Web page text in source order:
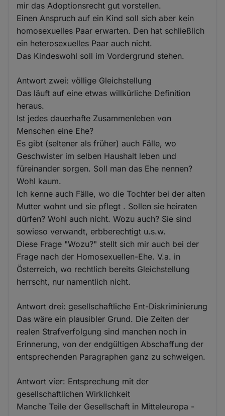
mir das Adoptionsrecht gut vorstellen.
Einen Anspruch auf ein Kind soll sich aber kein
homosexuelles Paar erwarten. Den hat schließlich
ein heterosexuelles Paar auch nicht.
Das Kindeswohl soll im Vordergrund stehen.
Antwort zwei: völlige Gleichstellung
Das läuft auf eine etwas willkürliche Definition
heraus.
Ist jedes dauerhafte Zusammenleben von
Menschen eine Ehe?
Es gibt (seltener als früher) auch Fälle, wo
Geschwister im selben Haushalt leben und
füreinander sorgen. Soll man das Ehe nennen?
Wohl kaum.
Ich kenne auch Fälle, wo die Tochter bei der alten
Mutter wohnt und sie pflegt . Sollen sie heiraten
dürfen? Wohl auch nicht. Wozu auch? Sie sind
sowieso verwandt, erbberechtigt u.s.w.
Diese Frage "Wozu?" stellt sich mir auch bei der
Frage nach der Homosexuellen-Ehe. V.a. in
Österreich, wo rechtlich bereits Gleichstellung
herrscht, nur namentlich nicht.
Antwort drei: gesellschaftliche Ent-Diskriminierung
Das wäre ein plausibler Grund. Die Zeiten der
realen Strafverfolgung sind manchen noch in
Erinnerung, von der endgültigen Abschaffung der
entsprechenden Paragraphen ganz zu schweigen.
Antwort vier: Entsprechung mit der
gesellschaftlichen Wirklichkeit
Manche Teile der Gesellschaft in Mitteleuropa -